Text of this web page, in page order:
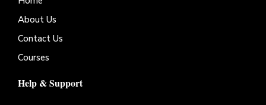
About Us
Contact Us
Courses
Help & Support